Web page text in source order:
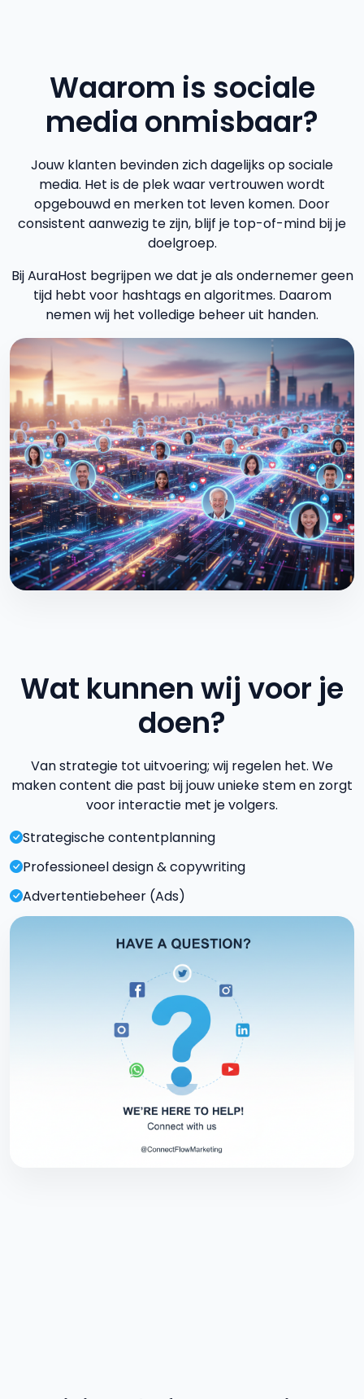
Waarom is sociale
media onmisbaar?
Jouw klanten bevinden zich dagelijks op sociale
media. Het is de plek waar vertrouwen wordt
opgebouwd en merken tot leven komen. Door
consistent aanwezig te zijn, blijf je top-of-mind bij je
doelgroep.
Bij AuraHost begrijpen we dat je als ondernemer geen
tijd hebt voor hashtags en algoritmes. Daarom
nemen wij het volledige beheer uit handen.
Wat kunnen wij voor je
doen?
Van strategie tot uitvoering; wij regelen het. We
maken content die past bij jouw unieke stem en zorgt
voor interactie met je volgers.
Strategische contentplanning
Professioneel design & copywriting
Advertentiebeheer (Ads)